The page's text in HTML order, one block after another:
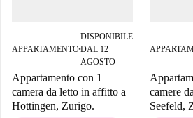
APPARTAMENTO■
DISPONIBILE
DAL 12
AGOSTO
Appartamento con 1
camera da letto in affitto a
Hottingen, Zurigo.
camere
Seefeld,